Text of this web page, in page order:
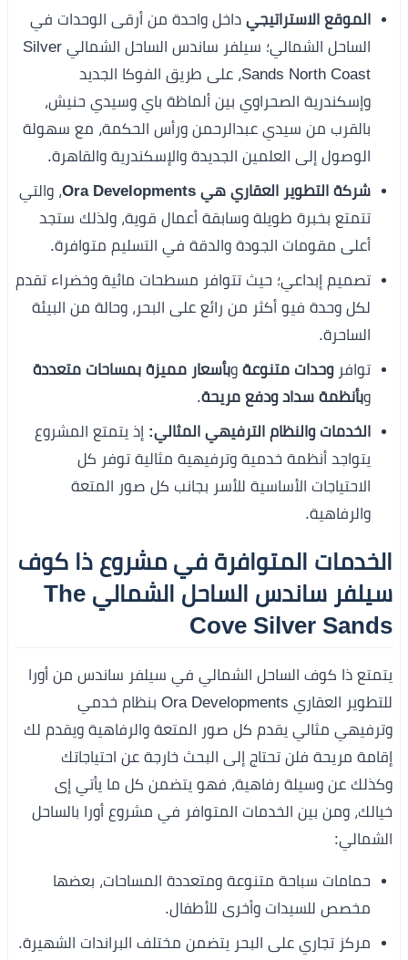
الموقع الاستراتيجي داخل واحدة من أرقى الوحدات في
الساحل الشمالي؛ سيلفر ساندس الساحل الشمالي Silver
Sands North Coast، على طريق الفوكا الجديد
وإسكندرية الصحراوي بين ألماظة باي وسيدي حنيش،
بالقرب من سيدي عبدالرحمن ورأس الحكمة، مع سهولة
الوصول إلى العلمين الجديدة والإسكندرية والقاهرة.
شركة التطوير العقاري هي Ora Developments
، والتي
تتمتع بخبرة طويلة وسابقة أعمال قوية، ولذلك ستجد
أعلى مقومات الجودة والدقة في التسليم متوافرة.
تصميم إبداعي؛ حيث تتوافر مسطحات مائية وخضراء تقدم
لكل وحدة فيو أكثر من رائع على البحر، وحالة من البيئة
الساحرة.
توافروحدات متنوعة وبأسعار مميزة بمساحات متعددة
وبأنظمة سداد ودفع مريحة.
الخدمات والنظام الترفيهي المثالي: إذ يتمتع المشروع
يتواجد أنظمة خدمية وترفيهية مثالية توفر كل
الاحتياجات الأساسية للأسر بجانب كل صور المتعة
والرفاهية.
الخدمات المتوافرة في مشروع ذا كوف
سيلفر ساندس الساحل الشمالي The
Cove Silver Sands
يتمتع ذا كوف الساحل الشمالي في سيلفر ساندس من أورا
للتطوير العقاري Ora Developments بنظام خدمي
وترفيهي مثالي يقدم كل صور المتعة والرفاهية ويقدم لك
إقامة مريحة فلن تحتاج إلى البحث خارجة عن احتياجاتك
وكذلك عن وسيلة رفاهية، فهو يتضمن كل ما يأتي إى
خيالك، ومن بين الخدمات المتوافر في مشروع أورا بالساحل
الشمالي:
حمامات سباحة متنوعة ومتعددة المساحات، بعضها
مخصص للسيدات وأخرى للأطفال.
مركز تجاري على البحر يتضمن مختلف البراندات الشهيرة.